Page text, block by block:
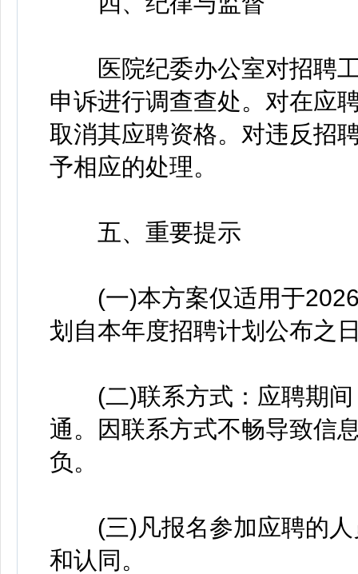
医院纪委办公室对招聘工
申诉进行调查查处。对在应
取消其应聘资格。对违反招
予相应的处理。
五、重要提示
(一)本方案仅适用于2026
划自本年度招聘计划公布之
(二)联系方式：应聘期间
通。因联系方式不畅导致信
负。
(三)凡报名参加应聘的人
和认同。